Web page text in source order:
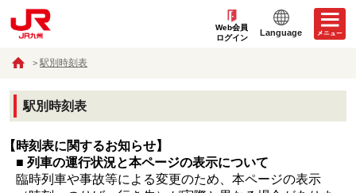
Web会員
ログイン
Language
駅別時刻表
駅別時刻表
【時刻表に関するお知らせ】
■ 列車の運行状況と本ページの表示について
臨時列車や事故等による変更のため、本ページの表示